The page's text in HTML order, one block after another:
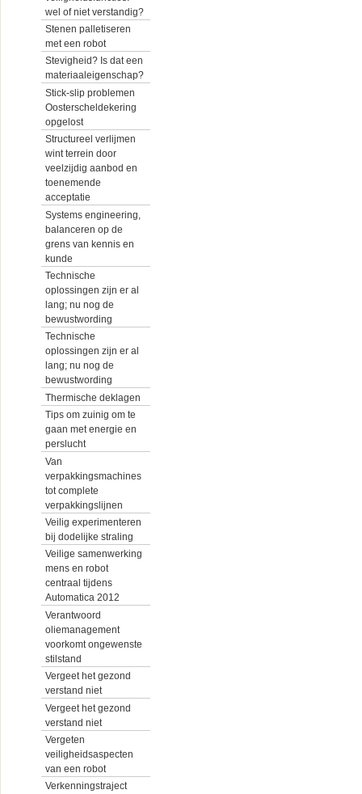
wel of niet verstandig?
Stenen palletiseren
met een robot
Stevigheid? Is dat een
materiaaleigenschap?
Stick-slip problemen
Oosterscheldekering
opgelost
Structureel verlijmen
wint terrein door
veelzijdig aanbod en
toenemende
acceptatie
Systems engineering,
balanceren op de
grens van kennis en
kunde
Technische
oplossingen zijn er al
lang; nu nog de
bewustwording
Technische
oplossingen zijn er al
lang; nu nog de
bewustwording
Thermische deklagen
Tips om zuinig om te
gaan met energie en
perslucht
Van
verpakkingsmachines
tot complete
verpakkingslijnen
Veilig experimenteren
bij dodelijke straling
Veilige samenwerking
mens en robot
centraal tijdens
Automatica 2012
Verantwoord
oliemanagement
voorkomt ongewenste
stilstand
Vergeet het gezond
verstand niet
Vergeet het gezond
verstand niet
Vergeten
veiligheidsaspecten
van een robot
Verkenningstraject